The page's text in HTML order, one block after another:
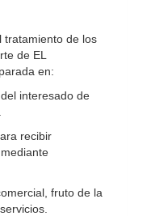
tratamiento de los
de EL
en:
interesado de
recibir
fruto de la